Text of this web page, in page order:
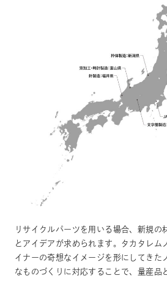
リサイクルパーツを用いる場合、新規の
とアイデアが求められます。タカタレム
イナーの奇想なイメージを形にしてきた
なものづくりに対応することで、量産品